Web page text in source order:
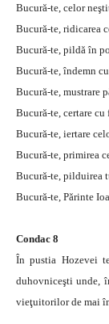
Bucură-te, celor
Bucură-te, ridicarea
Bucură-te, pildă în
Bucură-te, îndemn
Bucură-te, mustrare
Bucură-te, certare cu
Bucură-te, iertare
Bucură-te, primirea
Bucură-te, pilduirea
Bucură-te, Părinte
Condac 8
În pustia Hozevei
duhovniceşti unde,
vieţuitorilor de mai